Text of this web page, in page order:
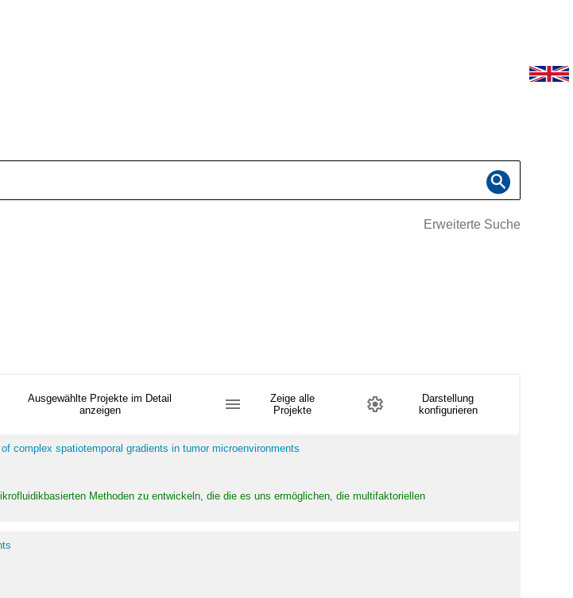
Erweiterte Suche
Ausgewählte Projekte im Detail
anzeigen
Zeige alle
Projekte
Darstellung
konfigurieren
complex spatiotemporal gradients in tumor microenvironments
Methoden zu entwickeln, die die es uns ermöglichen, die multifaktoriellen